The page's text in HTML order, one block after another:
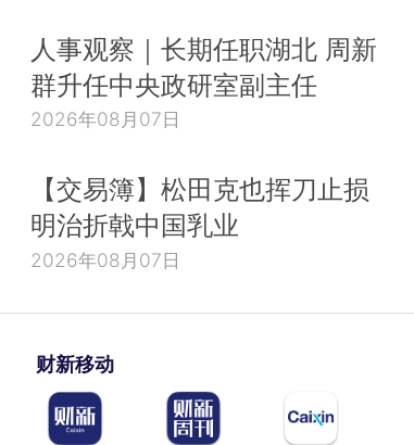
人事观察｜长期任职湖北 周新
群升任中央政研室副主任
2026年08月07日
【交易簿】松田克也挥刀止损
明治折戟中国乳业
2026年08月07日
财新移动